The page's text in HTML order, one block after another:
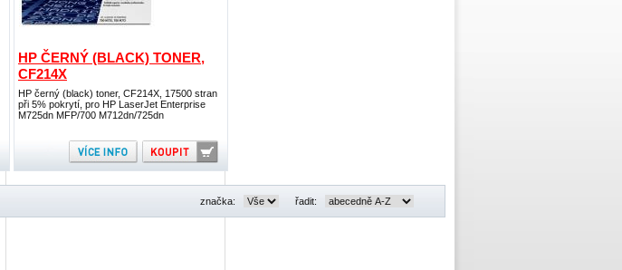
HP ČERNÝ (BLACK) TONER,
CF214X
HP černý (black) toner, CF214X, 17500 stran
při 5% pokrytí, pro HP LaserJet Enterprise
M725dn MFP/700 M712dn/725dn
značka: řadit: